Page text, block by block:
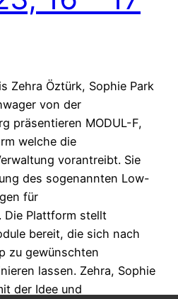
Zehra Öztürk, Sophie Park
von der
präsentieren MODUL-F,
welche die
vorantreibt. Sie
des sogenannten Low-
für
Die Plattform stellt
bereit, die sich nach
zu gewünschten
lassen. Zehra, Sophie
der Idee und